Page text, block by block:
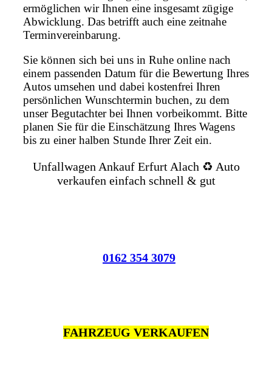
ermöglichen wir Ihnen eine insgesamt zügige
Abwicklung. Das betrifft auch eine zeitnahe
Terminvereinbarung.
Sie können sich bei uns in Ruhe online nach
einem passenden Datum für die Bewertung Ihres
Autos umsehen und dabei kostenfrei Ihren
persönlichen Wunschtermin buchen, zu dem
unser Begutachter bei Ihnen vorbeikommt. Bitte
planen Sie für die Einschätzung Ihres Wagens
bis zu einer halben Stunde Ihrer Zeit ein.
Unfallwagen Ankauf Erfurt Alach ♻️ Auto
verkaufen einfach schnell & gut
0162 354 3079
FAHRZEUG VERKAUFEN